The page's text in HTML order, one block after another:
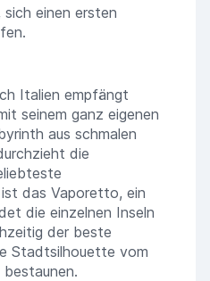
einen ersten
Italien empfängt
seinem ganz eigenen
aus schmalen
die
das Vaporetto, ein
die einzelnen Inseln
der beste
Stadtsilhouette vom
bestaunen.